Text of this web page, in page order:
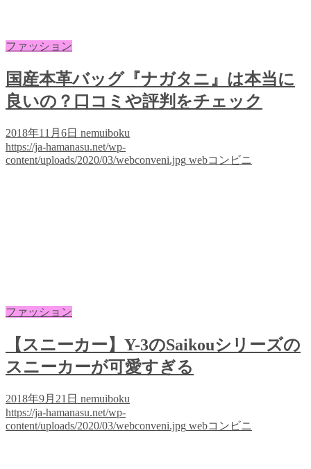
ファッション
国産本革バッグ『ナガタニ』は本当に
良いの？口コミや評判をチェック
2018年11月6日 nemuiboku
https://ja-hamanasu.net/wp-
content/uploads/2020/03/webconveni.jpg webコンビニ
ファッション
【スニーカー】Y-3のSaikouシリーズの
スニーカーが可愛すぎる
2018年9月21日 nemuiboku
https://ja-hamanasu.net/wp-
content/uploads/2020/03/webconveni.jpg webコンビニ